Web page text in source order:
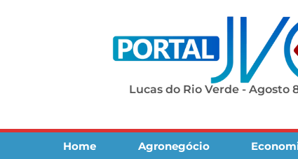
Lucas do Rio Verde - Agosto
Home Agronegócio